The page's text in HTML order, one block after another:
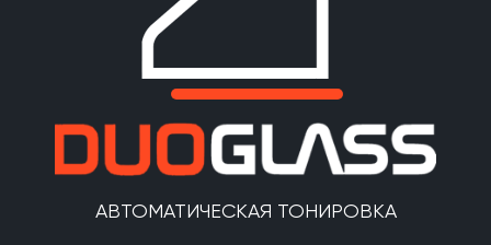
АВТОМАТИЧЕСКАЯ ТОНИРОВКА